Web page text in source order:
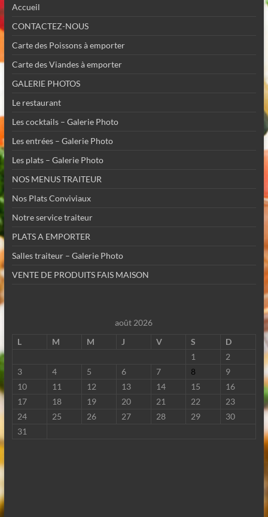
Accueil
CONTACTEZ-NOUS
Carte des Poissons à emporter
Carte des Viandes à emporter
GALERIE PHOTOS
Le restaurant
Les cocktails – Galerie Photo
Les entrées – Galerie Photo
Les plats – Galerie Photo
NOS MENUS TRAITEUR
Nos Plats Conviviaux
Notre service traiteur
PLATS A EMPORTER
Salles traiteur – Galerie Photo
VENTE DE PRODUITS FAIS MAISON
août 2026
L
M M J V S
D
1
2
3
4 5 6 7 8
9
10
11 12 13 14 15
16
17
18 19 20 21 22
23
24
25 26 27 28 29
30
31